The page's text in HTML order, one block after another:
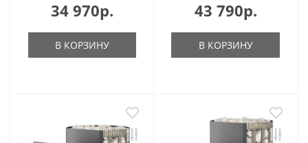
34 970р.
В КОРЗИНУ
43 790р.
В КОРЗИНУ